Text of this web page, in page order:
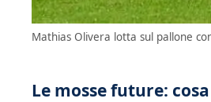
Mathias Olivera lotta sul pallone
Le mosse future: